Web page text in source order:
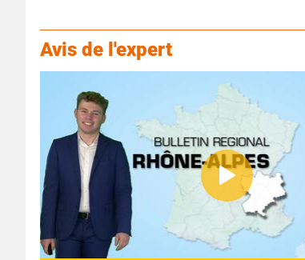
Avis de l'expert